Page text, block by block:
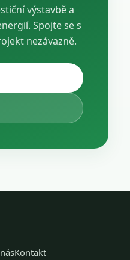
výstavbě a
Spojte se s
nezávazně.
Kontakt